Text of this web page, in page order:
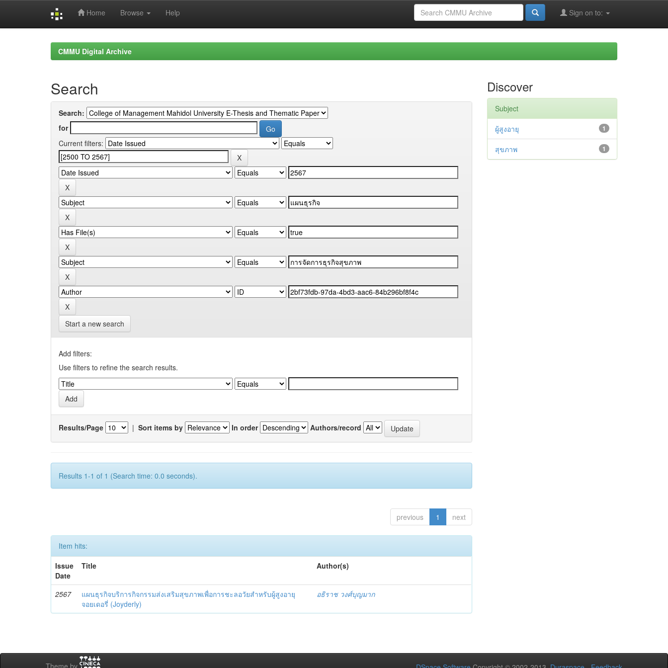
Home Browse Help Sign on to:
CMMU Digital Archive
Search
Search:
for
Current filters:
Start a new search
Add filters:
Use filters to refine the search results.
Results/Page | Sort items by In order Authors/record
Results 1-1 of 1 (Search time: 0.0 seconds).
previous 1 next
Item hits:
Issue
Date
Title Author(s)
2567
แผนธุรกิจบริการกิจกรรมส่งเสริมสุขภาพเพื่อการชะลอวัยสำหรับผู้สูงอายุ
จอยเดอรี่ (Joyderly)
อธิราช วงศ์บุญมาก
Discover
Subject
1
ผู้สูงอายุ
1
สุขภาพ